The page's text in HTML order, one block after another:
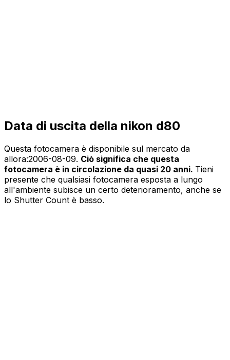
Data di uscita della nikon d80
Questa fotocamera è disponibile sul mercato da
allora:2006-08-09. Ciò significa che questa
fotocamera è in circolazione da quasi 20 anni. Tieni
presente che qualsiasi fotocamera esposta a lungo
all'ambiente subisce un certo deterioramento, anche se
lo Shutter Count è basso.